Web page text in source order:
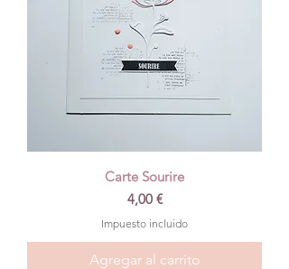
Carte Sourire
Precio
4,00 €
Impuesto incluido
Agregar al carrito